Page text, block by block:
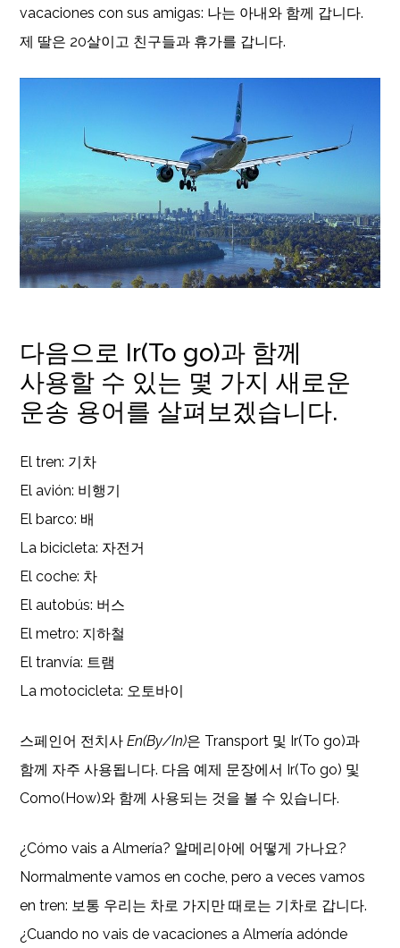
vacaciones con sus amigas: 나는 아내와 함께 갑니다.
제 딸은 20살이고 친구들과 휴가를 갑니다.
다음으로 Ir(To go)과 함께
사용할 수 있는 몇 가지 새로운
운송 용어를 살펴보겠습니다.
El tren: 기차
El avión: 비행기
El barco: 배
La bicicleta: 자전거
El coche: 차
El autobús: 버스
El metro: 지하철
El tranvía: 트램
La motocicleta: 오토바이
스페인어 전치사En(By/In)은 Transport 및 Ir(To go)과
함께 자주 사용됩니다. 다음 예제 문장에서 Ir(To go) 및
Como(How)와 함께 사용되는 것을 볼 수 있습니다.
¿Cómo vais a Almería? 알메리아에 어떻게 가나요?
Normalmente vamos en coche, pero a veces vamos
en tren: 보통 우리는 차로 가지만 때로는 기차로 갑니다.
¿Cuando no vais de vacaciones a Almería adónde